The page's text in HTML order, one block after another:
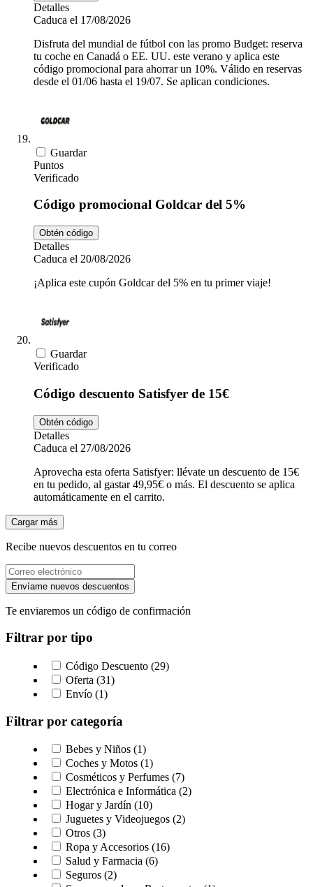
Detalles
Caduca el 17/08/2026
Disfruta del mundial de fútbol con las promo Budget: reserva
tu coche en Canadá o EE. UU. este verano y aplica este
código promocional para ahorrar un 10%. Válido en reservas
desde el 01/06 hasta el 19/07. Se aplican condiciones.
Guardar
Puntos
Verificado
Código promocional Goldcar del 5%
Obtén código
Detalles
Caduca el 20/08/2026
¡Aplica este cupón Goldcar del 5% en tu primer viaje!
Guardar
Verificado
Código descuento Satisfyer de 15€
Obtén código
Detalles
Caduca el 27/08/2026
Aprovecha esta oferta Satisfyer: llévate un descuento de 15€
en tu pedido, al gastar 49,95€ o más. El descuento se aplica
automáticamente en el carrito.
Cargar más
Recibe nuevos descuentos en tu correo
Envíame nuevos descuentos
Te enviaremos un código de confirmación
Filtrar por tipo
Código Descuento (29)
Oferta (31)
Envío (1)
Filtrar por categoría
Bebes y Niños (1)
Coches y Motos (1)
Cosméticos y Perfumes (7)
Electrónica e Informática (2)
Hogar y Jardín (10)
Juguetes y Videojuegos (2)
Otros (3)
Ropa y Accesorios (16)
Salud y Farmacia (6)
Seguros (2)